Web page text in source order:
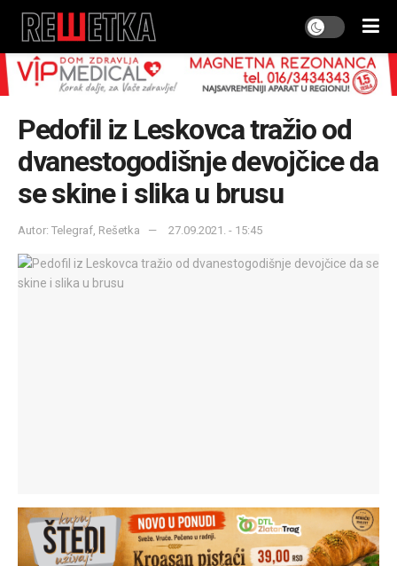
Pedofil iz Leskovca tražio od
dvanestogodišnje devojčice da
se skine i slika u brusu
Autor: Telegraf, Rešetka 27.09.2021. - 15:45